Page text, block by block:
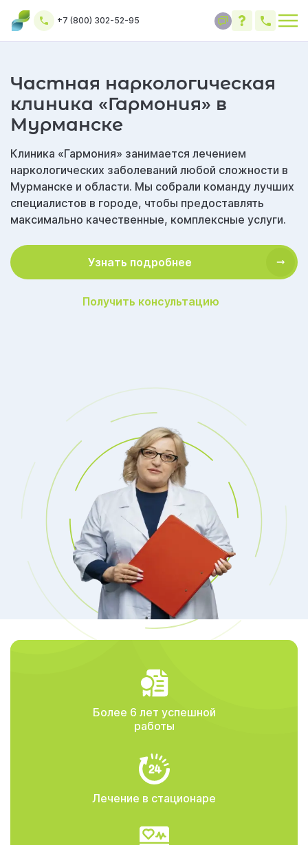
+7 (800) 302-52-95
Частная наркологическая
клиника «Гармония» в
Мурманске
Клиника «Гармония» занимается лечением
наркологических заболеваний любой сложности в
Мурманске и области. Мы собрали команду лучших
специалистов в городе, чтобы предоставлять
максимально качественные, комплексные услуги.
Узнать подробнее
Получить консультацию
Более 6 лет успешной
работы
Лечение в стационаре